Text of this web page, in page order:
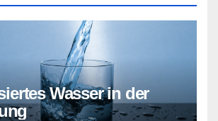
Wasser in der